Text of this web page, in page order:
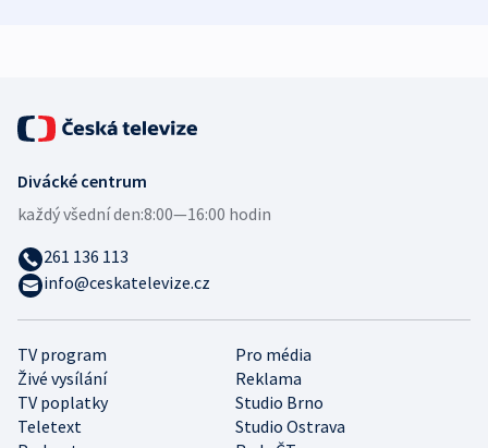
TV program
Pro média
Živé vysílání
Reklama
TV poplatky
Studio Brno
Teletext
Studio Ostrava
Divácké centrum
každý všední den:8:00—16:00 hodin
261 136 113
info@ceskatelevize.cz